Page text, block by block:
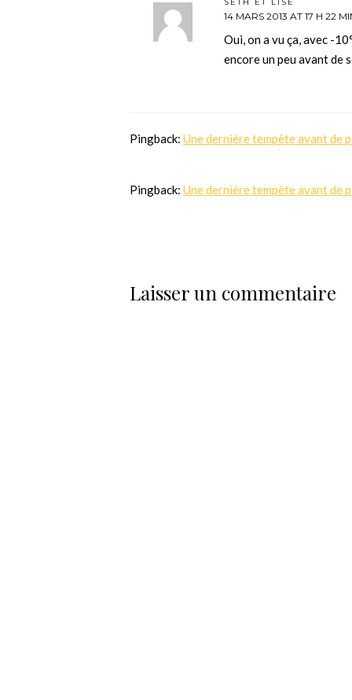
SETH ET LISE
14 MARS 2013 AT 17 H 22
Oui, on a vu ça, avec -
encore un peu avant de
Pingback: Une dernière tempête avant de
Pingback: Une dernière tempête avant de
Laisser un commentaire